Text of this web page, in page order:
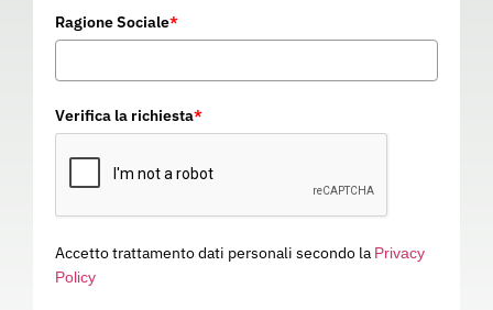
Ragione Sociale*
Verifica la richiesta*
Accetto trattamento dati personali secondo la Privacy
Policy